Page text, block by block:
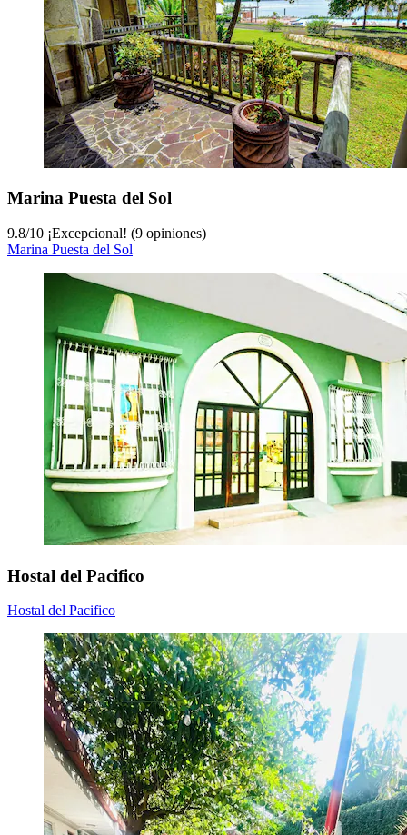
Marina Puesta del Sol
9.8/10 ¡Excepcional! (9 opiniones)
Marina Puesta del Sol
Hostal del Pacifico
Hostal del Pacifico